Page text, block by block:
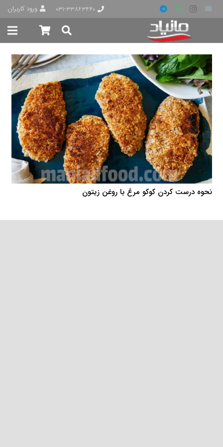
۰۳۱-۳۳۸۶۳۴۴۰ ورود کاربران
نحوه درست کردن کوکو مرغ با روغن زیتون